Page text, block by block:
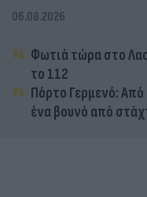
06.08.2026
Φωτιά τώρα στο
το 112
Πόρτο Γερμενό:
ένα βουνό από